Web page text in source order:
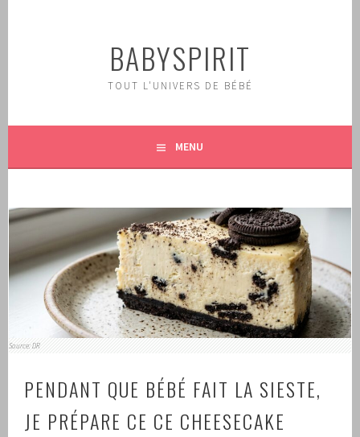
BABYSPIRIT
TOUT L'UNIVERS DE BÉBÉ
MENU
Source: DR
PENDANT QUE BÉBÉ FAIT LA SIESTE,
JE PRÉPARE CE CE CHEESECAKE